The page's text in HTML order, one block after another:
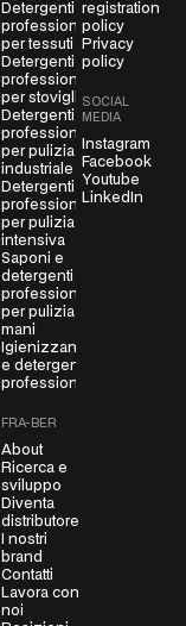
Detergenti
professionali
per tessuti
Detergenti
professionali
per stoviglie
Detergenti
professionali
per pulizia
industriale
Detergenti
professionali
per pulizia
intensiva
Saponi e
detergenti
professionali
per pulizia
mani
Igienizzanti
e detergenti
professionali
FRA-BER
About
Ricerca e
sviluppo
Diventa
distributore
I nostri
brand
Contatti
Lavora con
noi
registration
policy
Privacy
policy
SOCIAL
MEDIA
Instagram
Facebook
Youtube
LinkedIn